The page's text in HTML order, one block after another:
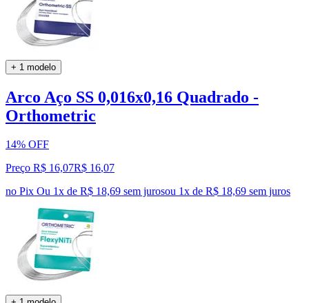
+ 1 modelo
Arco Aço SS 0,016x0,16 Quadrado -
Orthometric
14% OFF
Preço R$ 16,07R$ 16,07
no Pix Ou 1x de R$ 18,69 sem jurosou 1x de R$ 18,69 sem juros